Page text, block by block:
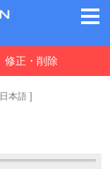
修正・削除